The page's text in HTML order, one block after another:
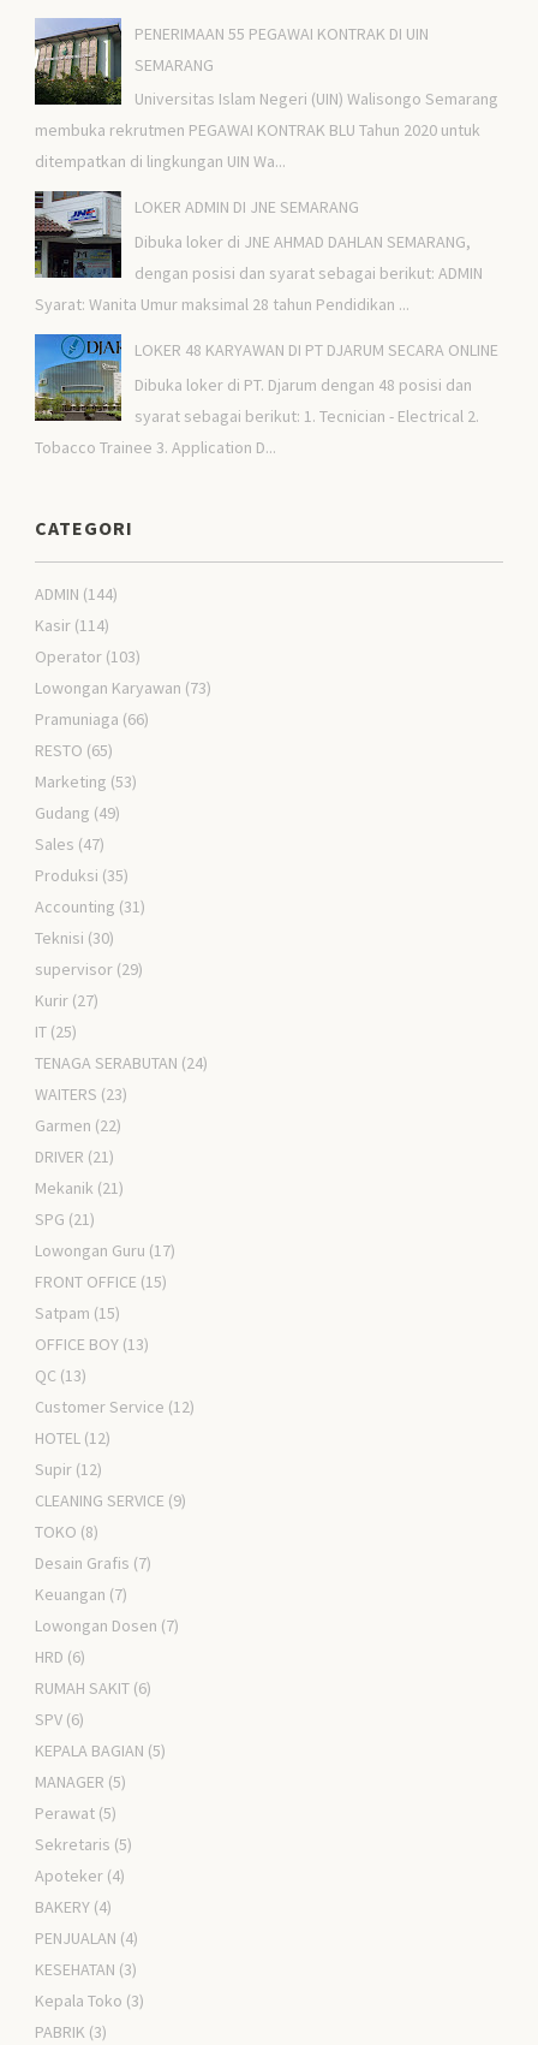
PENERIMAAN 55 PEGAWAI KONTRAK DI UIN
SEMARANG
Universitas Islam Negeri (UIN) Walisongo Semarang
membuka rekrutmen PEGAWAI KONTRAK BLU Tahun 2020 untuk
ditempatkan di lingkungan UIN Wa...
LOKER ADMIN DI JNE SEMARANG
Dibuka loker di JNE AHMAD DAHLAN SEMARANG,
dengan posisi dan syarat sebagai berikut: ADMIN
Syarat: Wanita Umur maksimal 28 tahun Pendidikan ...
LOKER 48 KARYAWAN DI PT DJARUM SECARA ONLINE
Dibuka loker di PT. Djarum dengan 48 posisi dan
syarat sebagai berikut: 1. Tecnician - Electrical 2.
Tobacco Trainee 3. Application D...
CATEGORI
ADMIN (144)
Kasir (114)
Operator (103)
Lowongan Karyawan (73)
Pramuniaga (66)
RESTO (65)
Marketing (53)
Gudang (49)
Sales (47)
Produksi (35)
Accounting (31)
Teknisi (30)
supervisor (29)
Kurir (27)
IT (25)
TENAGA SERABUTAN (24)
WAITERS (23)
Garmen (22)
DRIVER (21)
Mekanik (21)
SPG (21)
Lowongan Guru (17)
FRONT OFFICE (15)
Satpam (15)
OFFICE BOY (13)
QC (13)
Customer Service (12)
HOTEL (12)
Supir (12)
CLEANING SERVICE (9)
TOKO (8)
Desain Grafis (7)
Keuangan (7)
Lowongan Dosen (7)
HRD (6)
RUMAH SAKIT (6)
SPV (6)
KEPALA BAGIAN (5)
MANAGER (5)
Perawat (5)
Sekretaris (5)
Apoteker (4)
BAKERY (4)
PENJUALAN (4)
KESEHATAN (3)
Kepala Toko (3)
PABRIK (3)